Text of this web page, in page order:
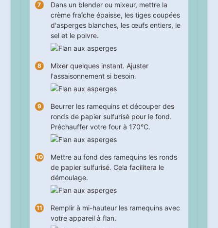
Dans un blender ou mixeur, mettre la
crème fraîche épaisse, les tiges coupées
d'asperges blanches, les œufs entiers, le
sel et le poivre.
Mixer quelques instant. Ajuster
l'assaisonnement si besoin.
Beurrer les ramequins et découper des
ronds de papier sulfurisé pour le fond.
Préchauffer votre four à 170°C.
Mettre au fond des ramequins les ronds
de papier sulfurisé. Cela facilitera le
démoulage.
Remplir à mi-hauteur les ramequins avec
votre appareil à flan.